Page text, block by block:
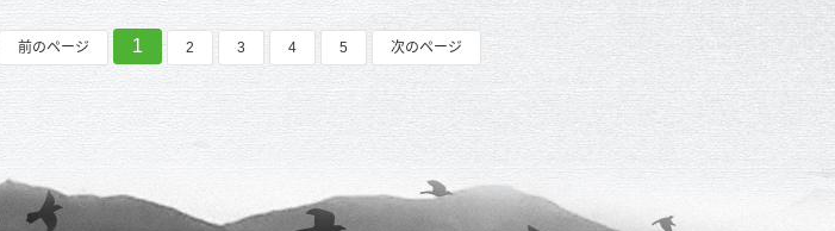
前のページ 1 2 3 4 5 次のページ